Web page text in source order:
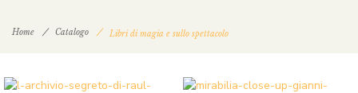
Home Catalogo Libri di magia e sullo spettacolo